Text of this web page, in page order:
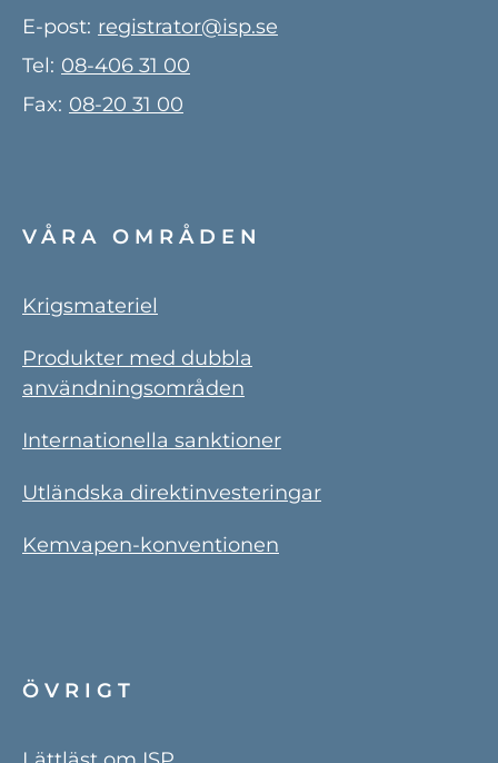
E-post: registrator@isp.se
Tel: 08-406 31 00
Fax: 08-20 31 00
VÅRA OMRÅDEN
Krigsmateriel
Produkter med dubbla
användningsområden
Internationella sanktioner
Utländska direktinvesteringar
Kemvapen-konventionen
ÖVRIGT